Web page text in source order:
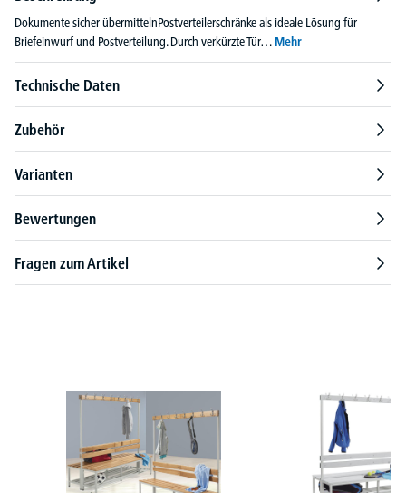
Dokumente sicher übermittelnPostverteilerschränke als ideale Lösung für
Briefeinwurf und Postverteilung. Durch verkürzte Tür… Mehr
Technische Daten
Zubehör
Varianten
Bewertungen
Fragen zum Artikel